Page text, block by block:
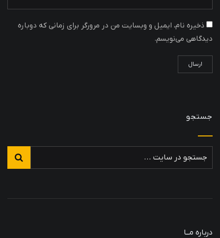
ذخیره نام، ایمیل و وبسایت من در مرورگر برای زمانی که دوباره
دیدگاهی می‌نویسم.
جستجو
درباره مــا